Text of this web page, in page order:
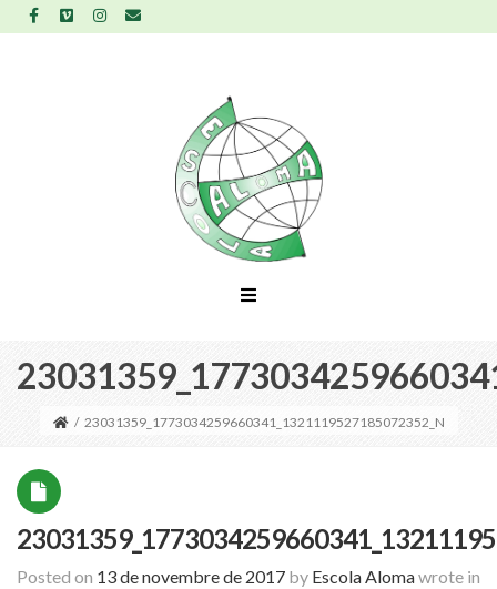
/ 23031359_1773034259660341_1321119527185072352_N
Posted on 13 de novembre de 2017 by Escola Alomawrote in